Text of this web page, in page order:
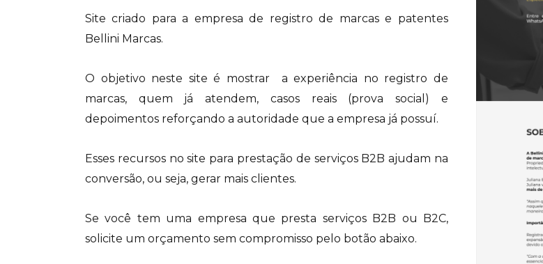
Site criado para a empresa de registro de marcas e patentes
Bellini Marcas.
O objetivo neste site é mostrar a experiência no registro de
marcas, quem já atendem, casos reais (prova social) e
depoimentos reforçando a autoridade que a empresa já possuí.
Esses recursos no site para prestação de serviços B2B ajudam na
conversão, ou seja, gerar mais clientes.
Se você tem uma empresa que presta serviços B2B ou B2C,
solicite um orçamento sem compromisso pelo botão abaixo.